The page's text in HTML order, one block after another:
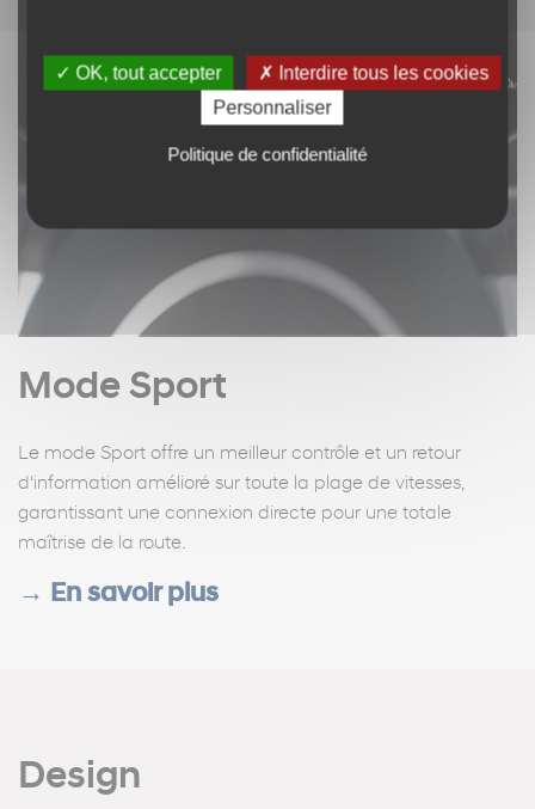
Mode Sport
Le mode Sport offre un meilleur contrôle et un retour
d‘information amélioré sur toute la plage de vitesses,
garantissant une connexion directe pour une totale
maîtrise de la route.
→ En savoir plus
Design
✓ OK, tout accepter
✗ Interdire tous les cookies
Personnaliser
Politique de confidentialité